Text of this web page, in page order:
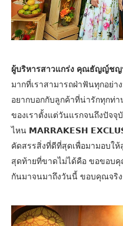
ผู้บริหารสาวแกร่ง คุณธัญญ์ชญ
มากที่เราสามารถฝ่าฟันทุกอย่
อยากบอกกับลูกค้าที่น่ารักทุกท่
ของเราตั้งแต่วันแรกจนถึงปัจ
ไหน 𝗠𝗔𝗥𝗥𝗔𝗞𝗘𝗦𝗛
คัดสรรสิ่งที่ดีที่สุดเพื่อมามอบใ
สุดท้ายที่ขาดไม่ได้คือ ขอขอบ
กันมาจนมาถึงวันนี้ ขอบคุณจริง